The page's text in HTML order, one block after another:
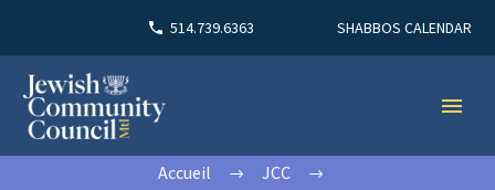
514.739.6363 SHABBOS CALENDAR
Accueil
JCC